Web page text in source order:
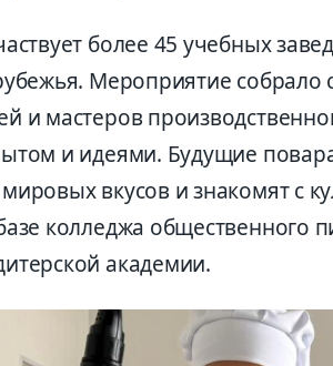
более 45 учебных
Мероприятие собрало
и мастеров
и идеями. Будущие
вкусов и знакомят с
колледжа общественного
академии.